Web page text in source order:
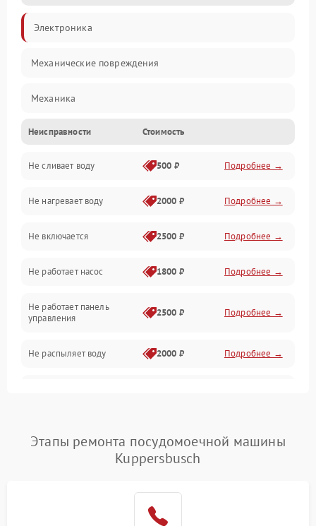
Электроника
Механические повреждения
Механика
Управление
Электропитание
Датчики
Нагрев
Вода
Гигиена
Программное обеспечение
Неисправности Стоимость
Не сливает воду 500 ₽ Подробнее →
Не нагревает воду 2000 ₽ Подробнее →
Не включается 2500 ₽ Подробнее →
Не работает насос 1800 ₽ Подробнее →
Не работает панель
управления
2500 ₽ Подробнее →
Не распыляет воду 2000 ₽ Подробнее →
Проблемы с набором
воды
1800 ₽ Подробнее →
1700 ₽
Этапы ремонта посудомоечной машины
Kuppersbusch